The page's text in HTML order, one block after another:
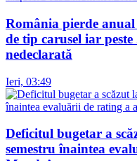
România pierde
de tip carusel iar
nedeclarată
Ieri, 03:49
Deficitul bugetar a
semestru înaintea